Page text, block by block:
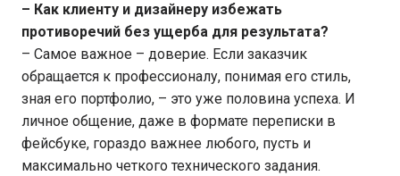
– Как клиенту и дизайнеру избежать
противоречий без ущерба для результата?
– Самое важное – доверие. Если заказчик
обращается к профессионалу, понимая его стиль,
зная его портфолио, – это уже половина успеха. И
личное общение, даже в формате переписки в
фейсбуке, гораздо важнее любого, пусть и
максимально четкого технического задания.